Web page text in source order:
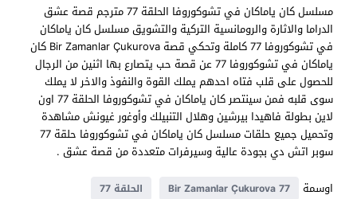
مسلسل كان ياماكان في تشوكوروفا الحلقة 77 مترجم قصة عشق
الدراما والاثارة والرومانسية التركية والتشويق مسلسل كان ياماكان
في تشوكوروفا 77 كاملة وتحكي قصة Bir Zamanlar Çukurova كان
ياماكان في تشوكوروفا 77 عن قصة حب يتصارع بها اثنين من الرجال
للحصول على قلب فتاه احدهم يملك القوة والنفوذ والاخر لا يملك
سوى قلبه فمن سينتصر كان ياماكان في تشوكوروفا الحلقة 77 اون
لاين بطولة فاهيدا بيرشين وهلال التنبيلك وأوغور غيونش مشاهدة
وتحميل جميع حلقات مسلسل كان ياماكان في تشوكوروفا حلقة 77
سوبر اتش دي بجودة عالية وسيرفرات متعددة من قصة عشق .
اوسمة
Bir Zamanlar Çukurova 77
الحلقة 77